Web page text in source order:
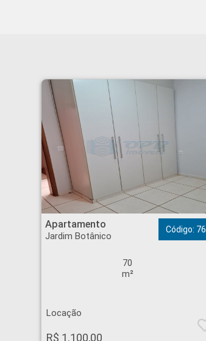
Apartamento - Jardim Botânico - Ribeirão Preto
Apartamento
Jardim Botânico
Código: 76
70
m²
Locação
R$ 1.100,00